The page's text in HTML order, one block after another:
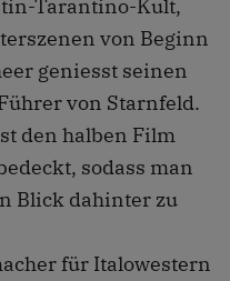
Tarantino-Kult,
von Beginn
geniesst seinen
von Starnfeld.
den halben Film
sodass man
Blick dahinter zu
für Italowestern